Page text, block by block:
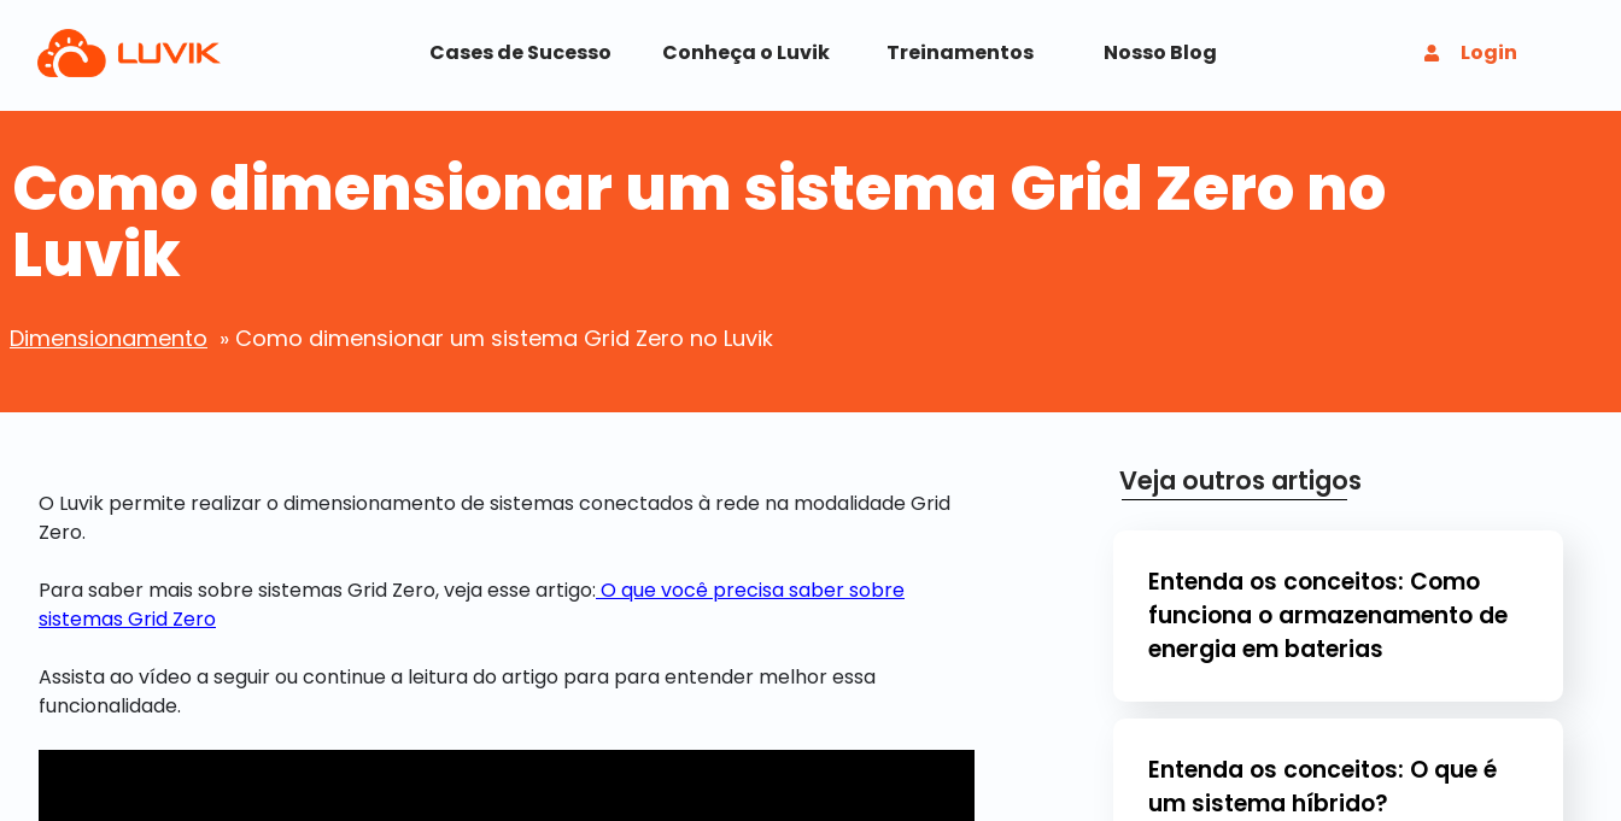
Cases de Sucesso Conheça o Luvik Treinamentos Nosso Blog Login
Como dimensionar um sistema Grid Zero no
Luvik
Dimensionamento » Como dimensionar um sistema Grid Zero no Luvik
O Luvik permite realizar o dimensionamento de sistemas conectados à rede na modalidade Grid
Zero.
Para saber mais sobre sistemas Grid Zero, veja esse artigo: O que você precisa saber sobre
sistemas Grid Zero
Assista ao vídeo a seguir ou continue a leitura do artigo para para entender melhor essa
funcionalidade.
Veja outros artigos
Entenda os conceitos: Como
funciona o armazenamento de
energia em baterias
Entenda os conceitos: O que é
um sistema híbrido?